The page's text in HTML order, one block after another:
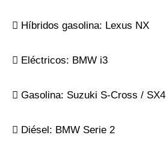
 Híbridos gasolina: Lexus NX
 Eléctricos: BMW i3
 Gasolina: Suzuki S-Cross / SX4
 Diésel: BMW Serie 2